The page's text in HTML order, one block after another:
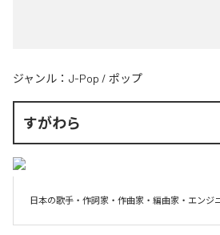
ジャンル： J-Pop / ポップ
すがわら
日本の歌手・作詞家・作曲家・編曲家・エンジ